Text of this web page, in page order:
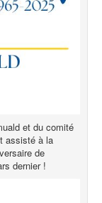
et du comité
assisté à la
de
dernier !